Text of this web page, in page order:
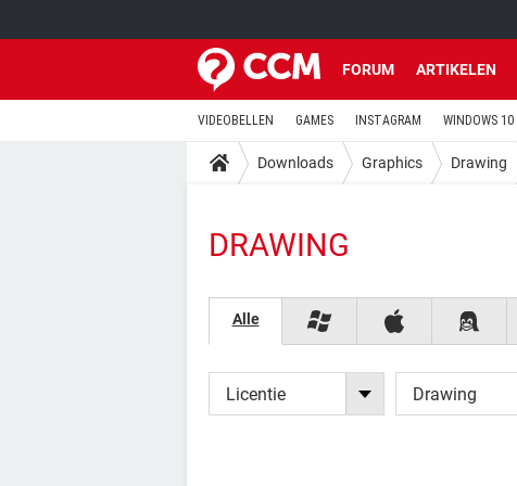
FORUM ARTIKELEN
VIDEOBELLEN GAMES INSTAGRAM WINDOWS 10
Downloads Graphics Drawing
DRAWING
Alle
Licentie Drawing